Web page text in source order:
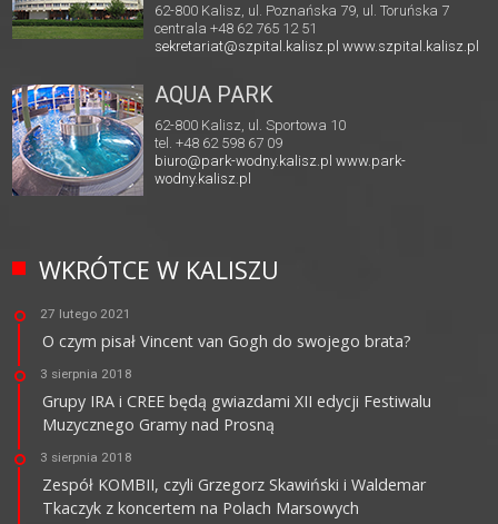
62-800 Kalisz, ul. Poznańska 79, ul. Toruńska 7
centrala +48 62 765 12 51
sekretariat@szpital.kalisz.pl www.szpital.kalisz.pl
AQUA PARK
62-800 Kalisz, ul. Sportowa 10
tel. +48 62 598 67 09
biuro@park-wodny.kalisz.pl www.park-
wodny.kalisz.pl
WKRÓTCE W KALISZU
27 lutego 2021
O czym pisał Vincent van Gogh do swojego brata?
3 sierpnia 2018
Grupy IRA i CREE będą gwiazdami XII edycji Festiwalu
Muzycznego Gramy nad Prosną
3 sierpnia 2018
Zespół KOMBII, czyli Grzegorz Skawiński i Waldemar
Tkaczyk z koncertem na Polach Marsowych